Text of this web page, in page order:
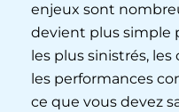
enjeux sont
devient plus simple
les plus sinistrés,
les performances
ce que vous devez